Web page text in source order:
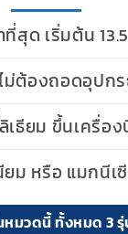
ที่สุด เริ่มต้น
ม่ต้องถอดอุปก
เธียม ขึ้นเครื่อ
ยม หรือ แมกนี
หมวดนี้ ทั้งหมด 3